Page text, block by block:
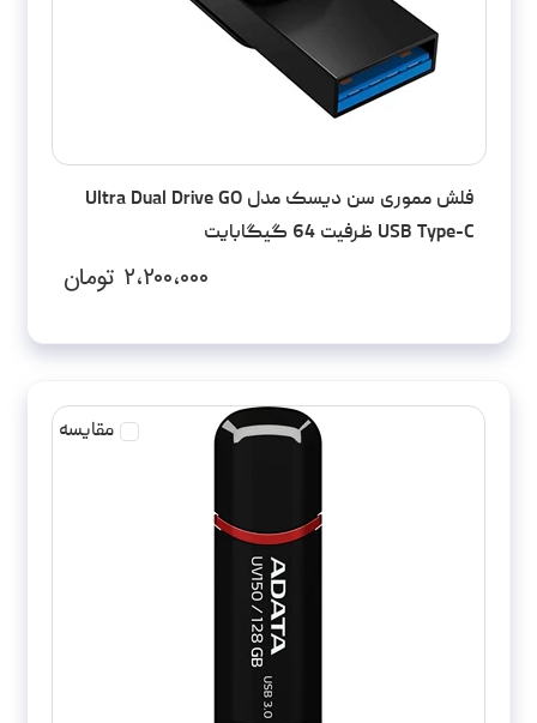
فلش مموری سن دیسک مدل Ultra Dual Drive GO
USB Type-C ظرفیت 64 گیگابایت
۲،۲۰۰،۰۰۰ تومان
مقایسه